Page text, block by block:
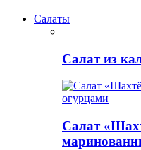
Салаты
Салат из
Салат